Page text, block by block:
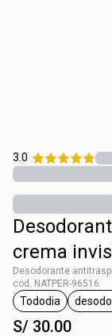
3.0
crema
Desodorante
cod. NATPER-96516
etiqueta
Tododia
S/ 30.00